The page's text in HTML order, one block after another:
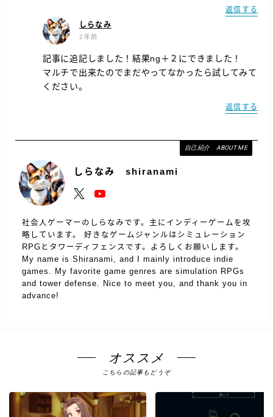
返信する
しらなみ
2年前
記事に追記しました！結果ng＋２にできました！
マルチで出来たのでまだやってなかったら試してみて
ください。
返信する
自己紹介 ABOUT ME
しらなみ shiranami
社会人ゲーマーのしらなみです。主にインディーゲームを攻
略しています。 好きなゲームジャンルはシミュレーション
RPGとタワーディフェンスです。よろしくお願いします。
My name is Shiranami, and I mainly introduce indie
games. My favorite game genres are simulation RPGs
and tower defense. Nice to meet you, and thank you in
advance!
オススメ
こちらの記事もどうぞ